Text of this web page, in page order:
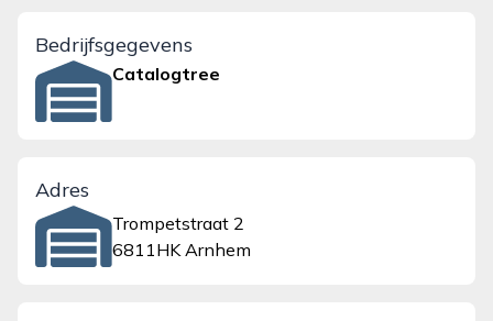
Bedrijfsgegevens
Catalogtree
Adres
Trompetstraat 2
6811HK Arnhem